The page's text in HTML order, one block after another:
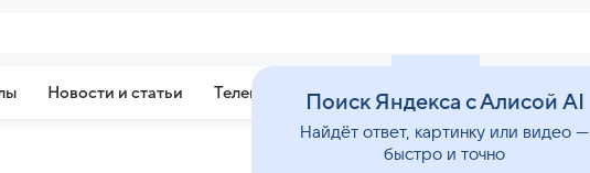
Новости и статьи Телепрограмма Звезды
Поиск Яндекса с Алисой AI
Найдёт ответ, картинку или видео —
быстро и точно